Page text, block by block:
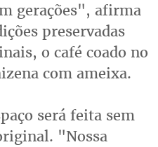
gerações", afirma
preservadas
o café coado no
com ameixa.
será feita sem
"Nossa